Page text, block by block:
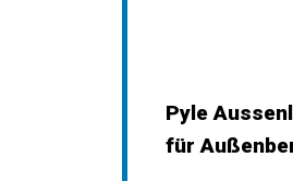
Pyle
für